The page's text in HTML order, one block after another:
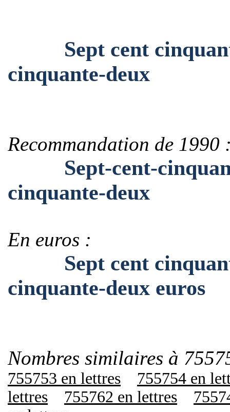
Sept cent
cinquante-deux
Recommandation de 1990
Sept-cent-
cinquante-deux
En euros :
Sept cent
cinquante-deux euros
Nombres similaires à
755753 en lettres
755754 en
lettres
755762 en lettres